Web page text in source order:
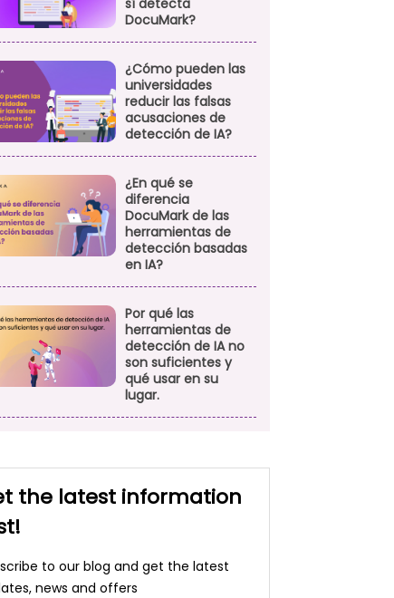
DocuMark?
¿Cómo pueden las
universidades
reducir las falsas
acusaciones de
detección de IA?
¿En qué se
diferencia
DocuMark de las
herramientas de
detección basadas
en IA?
Por qué las
herramientas de
detección de IA no
son suficientes y
qué usar en su
lugar.
the latest information
to our blog and get the latest
news and offers